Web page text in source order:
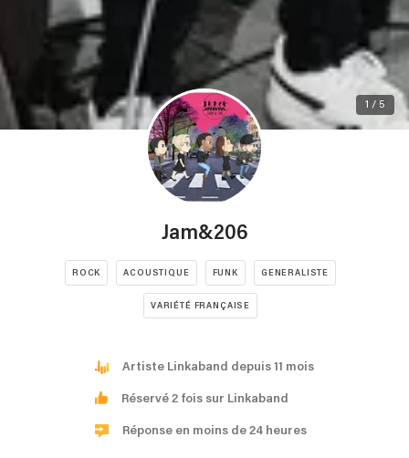
1 / 5
Jam&206
ROCK ACOUSTIQUE FUNK GENERALISTE
VARIÉTÉ FRANÇAISE
Artiste Linkaband depuis 11 mois
Réservé 2 fois sur Linkaband
Réponse en moins de 24 heures